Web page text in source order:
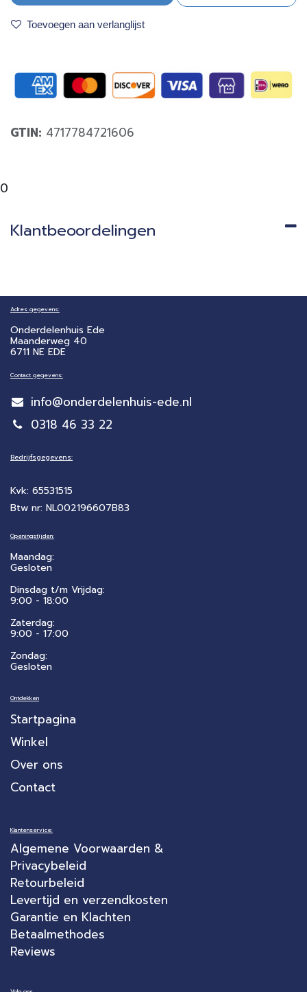
Toevoegen aan verlanglijst
GTIN: 4717784721606
0
Klantbeoordelingen
Adres gegevens:
Onderdelenhuis Ede
Maanderweg 40
6711 NE EDE
Contact gegevens:
info@onderdelenhuis-ede.nl
0318 46 33 22
Bedrijfsgegevens:
Kvk: 65531515
Btw nr: NL002196607B83
Openingstijden:
Maandag:
Gesloten
Dinsdag t/m Vrijdag:
9:00 - 18:00
Zaterdag:
​9:00 - 17:00
Zondag:
Gesloten
Ontdekken
Startpagina
Winkel
Over ons
Contact
Klantenservice:
Algemene Voorwaarden &
Privacybeleid
Retourbeleid
Levertijd en verzendkosten
Garantie en Klachten
Betaalmethodes
Reviews